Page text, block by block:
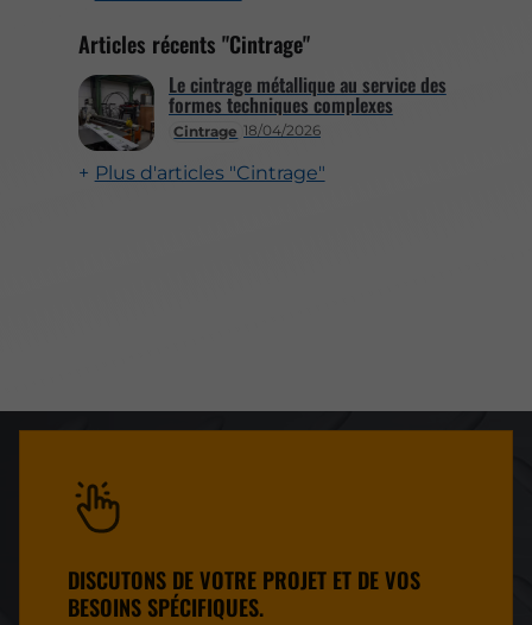
Articles récents "Cintrage"
Cintrage 18/04/2026
Le cintrage métallique au service des
formes techniques complexes
Plus d'articles "Cintrage"
DISCUTONS DE VOTRE PROJET ET DE VOS
BESOINS SPÉCIFIQUES.